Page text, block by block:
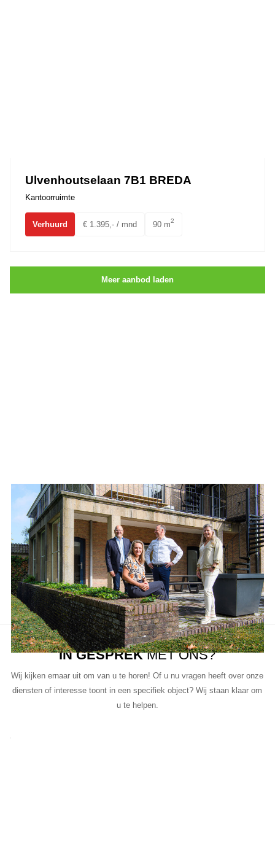
Ulvenhoutselaan 7B1 BREDA
Kantoorruimte
Verhuurd € 1.395,- / mnd 90 m2
Meer aanbod laden
Aanbod van LUC
Neem de tijd om onze lijst met beschikbare object te bekijken en
aarzel niet om contact met ons op te nemen als u vragen heeft, meer
informatie wilt of een bezichtiging wil plannen.
Ons team van vastgoedprofessionals staat klaar om u te helpen bij
elke stap van het proces.
IN GESPREKMET ONS?
Wij kijken ernaar uit om van u te horen! Of u nu vragen heeft over onze
diensten of interesse toont in een specifiek object? Wij staan klaar om
u te helpen.